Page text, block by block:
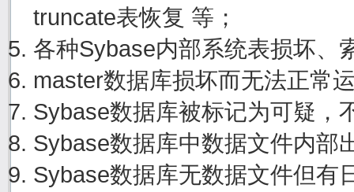
truncate表恢复 等；
各种Sybase内部系统表损坏、
master数据库损坏而无法正常
Sybase数据库被标记为可疑，
Sybase数据库中数据文件内部
Sybase数据库无数据文件但有